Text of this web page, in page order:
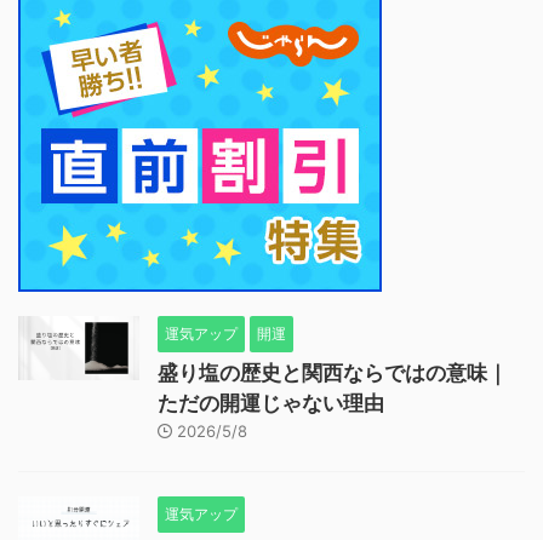
運気アップ 開運
盛り塩の歴史と関西ならではの意味｜
ただの開運じゃない理由
2026/5/8
運気アップ